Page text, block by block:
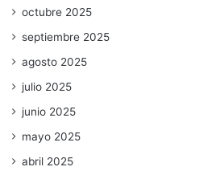
octubre 2025
septiembre 2025
agosto 2025
julio 2025
junio 2025
mayo 2025
abril 2025